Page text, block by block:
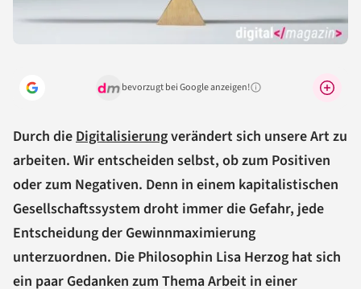
bevorzugt bei Google anzeigen!Warum lohnt sich das?
Durch die Digitalisierungverändert sich unsere Art zu
arbeiten. Wir entscheiden selbst, ob zum Positiven
oder zum Negativen. Denn in einem kapitalistischen
Gesellschaftssystem droht immer die Gefahr, jede
Entscheidung der Gewinnmaximierung
unterzuordnen. Die Philosophin Lisa Herzog hat sich
ein paar Gedanken zum Thema Arbeit in einer